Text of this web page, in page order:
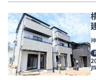
料